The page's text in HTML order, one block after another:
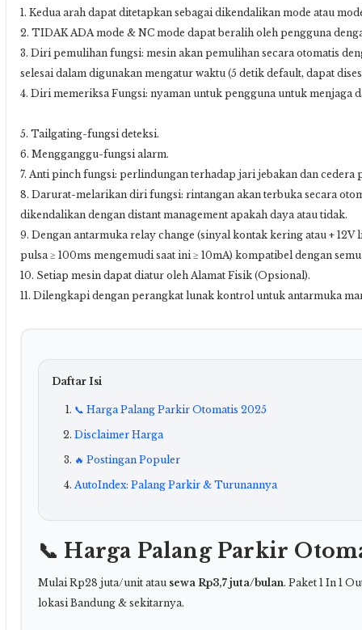
1. Kedua arah dapat ditetapkan sebagai dikendalikan mode atau
2. TIDAK ADA mode & NC mode dapat beralih oleh pengguna
3. Diri pemulihan fungsi: mesin akan pemulihan secara otomatis
selesai dalam digunakan mengatur waktu (5 detik default, dapat
4. Diri memeriksa Fungsi: nyaman untuk pengguna untuk menjaga
5. Tailgating-fungsi deteksi.
6. Mengganggu-fungsi alarm.
7. Anti pinch fungsi: perlindungan terhadap jari jebakan dan cedera
8. Darurat-melarikan diri fungsi: rintangan akan terbuka secara
dikendalikan dengan distant management apakah daya atau tidak.
9. Dengan antarmuka relay change (sinyal kontak kering atau +
pulsa ≥ 100ms mengemudi saat ini ≥ 10mA) kompatibel dengan
10. Setiap mesin dapat diatur oleh Alamat Fisik (Opsional).
11. Dilengkapi dengan perangkat lunak kontrol untuk antarmuka
Daftar Isi
📞 Harga Palang Parkir Otomatis 2025
Disclaimer Harga
🔥 Postingan Populer
AutoIndex: Palang Parkir & Turunannya
📞 Harga Palang Parkir
Mulai Rp28 juta/unit atau sewa Rp3,7 juta/bulan. Paket 1 In 1
lokasi Bandung & sekitarnya.